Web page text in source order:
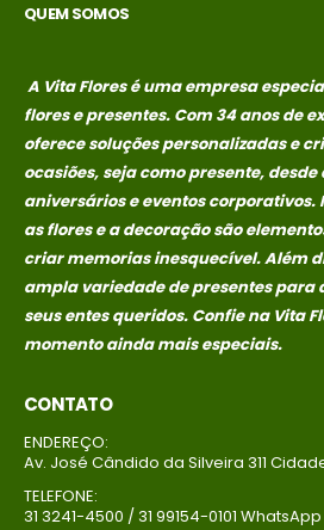
entre em
loja)
caixa surpresa You
out of 5
R$689,00
Em até 1x de
R$689,00no
credito avista,
(P/ mais
condições
entre em
loja)
Buque Core P
0out of 5
R$198,00
QUEM SOMOS
A Vita Flores é uma empresa
flores e presentes. Com 34 anos de
oferece soluções personalizadas e
ocasiões, seja como presente,
aniversários e eventos corporativos.
as flores e a decoração são
criar memoriasinesquecível. Além
ampla variedade de presentes
seus entes queridos. Confie na Vita
momento ainda mais especiais.
CONTATO
ENDEREÇO:
Av. José Cândido da Silveira 311
TELEFONE:
31 3241-4500 / 31 99154-0101 WhatsApp